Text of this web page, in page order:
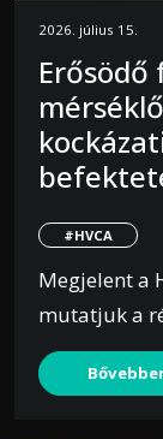
2026. július 15.
#HVCA
Megjelent a
mutatjuk a